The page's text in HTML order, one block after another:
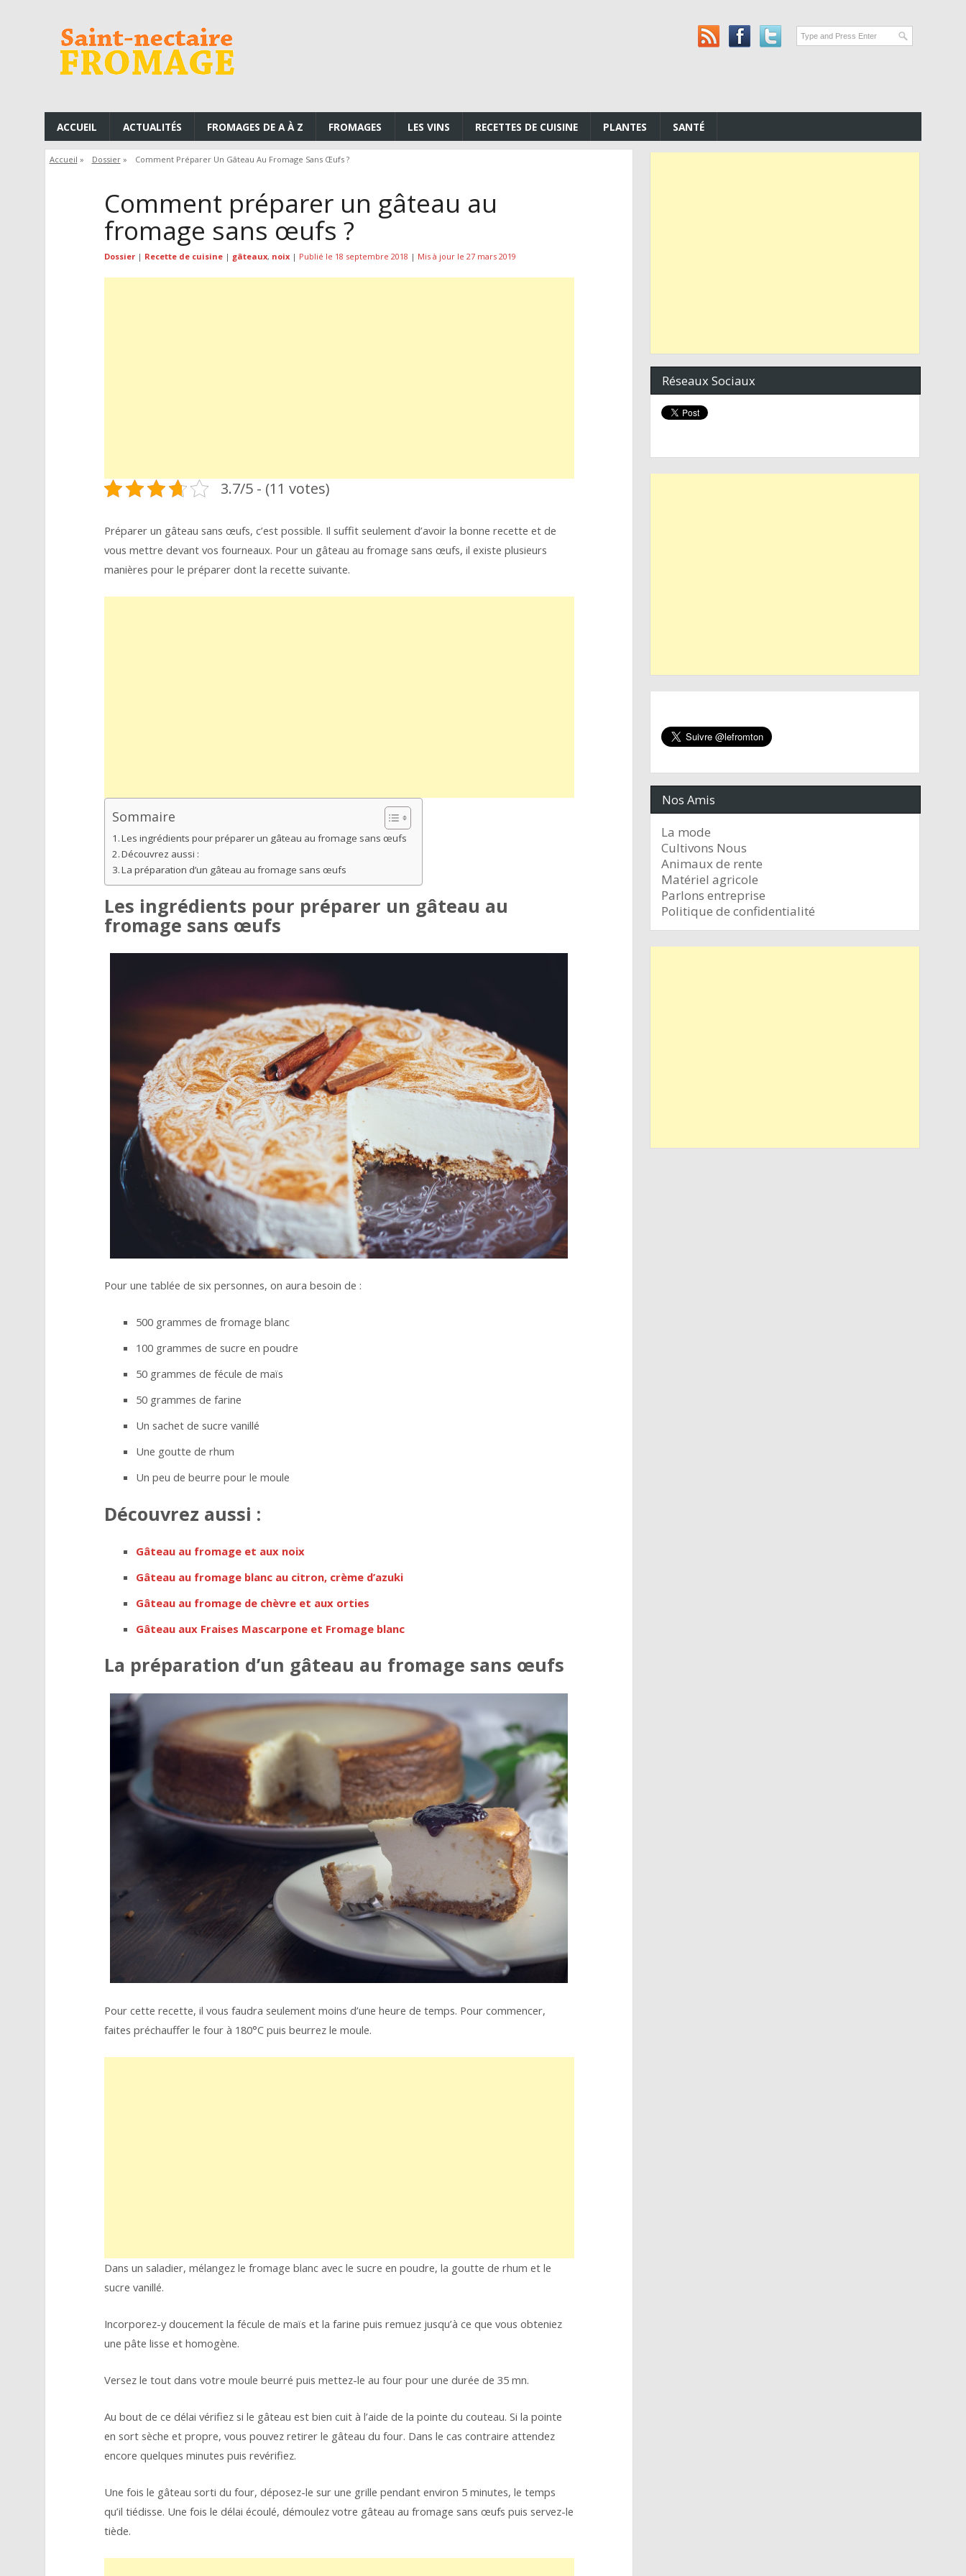
ACCUEIL ACTUALITÉS FROMAGES DE A À Z FROMAGES LES VINS RECETTES DE CUISINE PLANTES SANTÉ
Accueil » Dossier» Comment Préparer Un Gâteau Au Fromage Sans Œufs ?
Comment préparer un gâteau au
fromage sans œufs ?
Dossier| Recette de cuisine| gâteaux, noix| Publié le 18 septembre 2018 | Mis à jour le 27 mars 2019
3.7/5 - (11 votes)
Préparer un gâteau sans œufs, c’est possible. Il suffit seulement d’avoir la bonne recette et de
vous mettre devant vos fourneaux. Pour un gâteau au fromage sans œufs, il existe plusieurs
manières pour le préparer dont la recette suivante.
Sommaire
Les ingrédients pour préparer un gâteau au fromage sans œufs
Découvrez aussi :
La préparation d’un gâteau au fromage sans œufs
Les ingrédients pour préparer un gâteau au
fromage sans œufs
Pour une tablée de six personnes, on aura besoin de :
500 grammes de fromage blanc
100 grammes de sucre en poudre
50 grammes de fécule de maïs
50 grammes de farine
Un sachet de sucre vanillé
Une goutte de rhum
Un peu de beurre pour le moule
Découvrez aussi :
Gâteau au fromage et aux noix
Gâteau au fromage blanc au citron, crème d’azuki
Gâteau au fromage de chèvre et aux orties
Gâteau aux Fraises Mascarpone et Fromage blanc
La préparation d’un gâteau au fromage sans œufs
Pour cette recette, il vous faudra seulement moins d’une heure de temps. Pour commencer,
faites préchauffer le four à 180°C puis beurrez le moule.
Dans un saladier, mélangez le fromage blanc avec le sucre en poudre, la goutte de rhum et le
sucre vanillé.
Incorporez-y doucement la fécule de maïs et la farine puis remuez jusqu’à ce que vous obteniez
une pâte lisse et homogène.
Versez le tout dans votre moule beurré puis mettez-le au four pour une durée de 35 mn.
Au bout de ce délai vérifiez si le gâteau est bien cuit à l’aide de la pointe du couteau. Si la pointe
en sort sèche et propre, vous pouvez retirer le gâteau du four. Dans le cas contraire attendez
encore quelques minutes puis revérifiez.
Une fois le gâteau sorti du four, déposez-le sur une grille pendant environ 5 minutes, le temps
qu’il tiédisse. Une fois le délai écoulé, démoulez votre gâteau au fromage sans œufs puis servez-le
tiède.
Réseaux Sociaux
Nos Amis
La mode
Cultivons Nous
Animaux de rente
Matériel agricole
Parlons entreprise
Politique de confidentialité